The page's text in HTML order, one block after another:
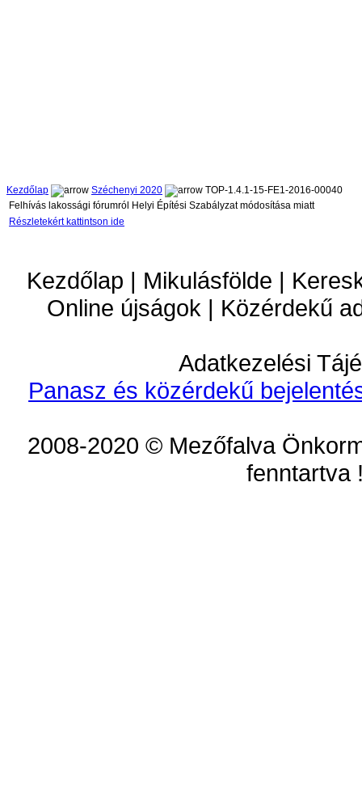
Kezdőlap Széchenyi 2020
TOP-1.4.1-15-FE1-2016-00040
Felhívás lakossági fórumról Helyi Építési Szabályzat módosítása miatt
Részletekért kattintson ide
Kezdőlap | Mikulásfölde |
Online újságok | Közérdekű
Adatkezelési
Panasz és közérdekű
2008-2020 © Mezőfalva
fenntartva